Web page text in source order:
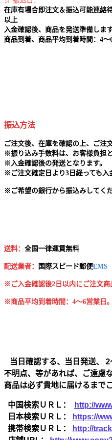
在庫有場合即注文＆振込可能連絡待
以上
入金確認後、商品を発送準備しま
商品到着、商品平均到着時間：4～
振込方法
ご注文後、在庫を確認の上、ご注
※振り込み手数料は、お客様負担
※ 入金確認後の発送となります。
※ ご注文確定日より3日経っても入
※ ご希望の銀行から振込みしてく
送料： 全国一律運賃無料
配送業者： 国 際スピード郵便EMS
※ご入金確認後2日以内にご注文商
※商品平均到着時間：4～6営業日。
当日確認する、当日発送、
不明点、等があれば、ご遠
商品は必ず貴地に届けるまで
中国検索ＵＲＬ：
http://
日本検索ＵＲＬ：
https://
携帯検索ＵＲＬ：
http://